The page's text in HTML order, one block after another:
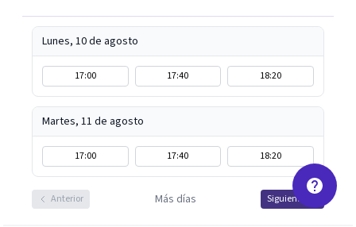
Lunes, 10 de agosto
17:00 17:40 18:20
Martes, 11 de agosto
17:00 17:40 18:20
Anterior Más días Siguiente